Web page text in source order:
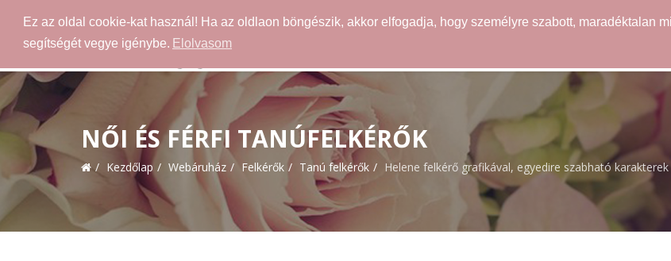
Ez az oldal cookie-kat használ! Ha az oldlaon böngészik, akkor elfogadja, hogy személyre szabott, maradéktalan
segítségét vegye igénybe. Elolvasom
NŐI ÉS FÉRFI TANÚFELKÉRŐK
Kezdőlap Webáruház Felkérők Tanú felkérők Helene felkérő grafikával, egyedire szabható karakterek